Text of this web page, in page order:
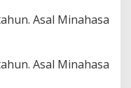
Asal Minahasa
Asal Minahasa